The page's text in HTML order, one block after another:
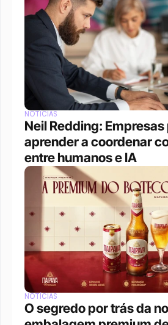
NOTÍCIAS
Neil Redding:
aprender a coordenar
entre humanos e IA
NOTÍCIAS
O segredo por trás da